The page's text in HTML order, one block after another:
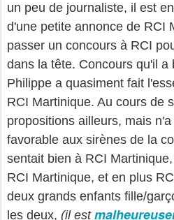
un peu de journaliste, il est
d'une petite annonce de RCI
passer un concours à RCI
dans la tête. Concours qu'il a
Philippe a quasiment fait
RCI Martinique. Au cours de
propositions ailleurs, mais
favorable aux sirènes de la
sentait bien à RCI
RCI Martinique, et en plus
deux grands enfants fille/
les deux, (il est